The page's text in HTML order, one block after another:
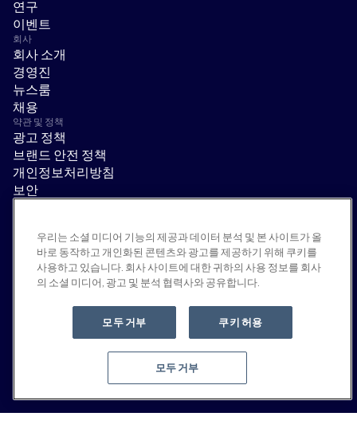
연구
이벤트
회사
회사 소개
경영진
뉴스룸
채용
약관 및 정책
광고 정책
브랜드 안전 정책
개인정보처리방침
보안
윤리 및 준법 경영
EEO statement & notices
모두 거부
Linkedin
© 2026 Moloco, Inc.
우리는 소셜 미디어 기능의 제공과 데이터 분석 및 본 사이트가 올
바로 동작하고 개인화된 콘텐츠와 광고를 제공하기 위해 쿠키를
사용하고 있습니다. 회사 사이트에 대한 귀하의 사용 정보를 회사
의 소셜 미디어, 광고 및 분석 협력사와 공유합니다.
모두 거부 쿠키 허용
모두 거부